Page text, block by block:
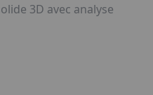
3D avec analyse